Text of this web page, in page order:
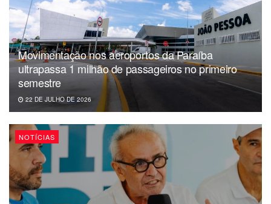
Movimentação nos aeroportos da Paraíba
ultrapassa 1 milhão de passageiros no primeiro
semestre
22 DE JULHO DE 2026
NOTÍCIAS